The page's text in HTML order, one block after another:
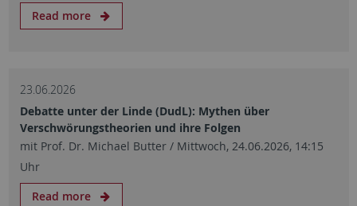
Read more
23.06.2026
Debatte unter der Linde (DudL): Mythen über
Verschwörungstheorien und ihre Folgen
mit Prof. Dr. Michael Butter / Mittwoch, 24.06.2026, 14:15
Uhr
Read more